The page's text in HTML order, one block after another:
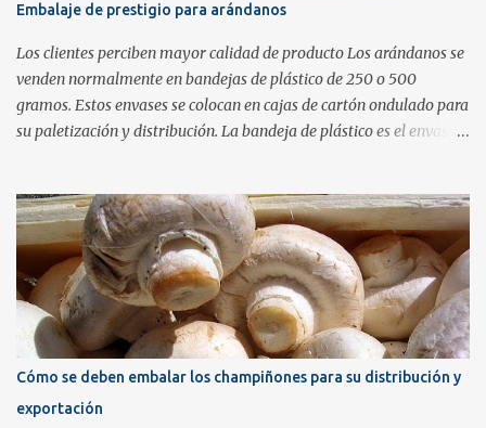
Embalaje de prestigio para arándanos
Los clientes perciben mayor calidad de producto Los arándanos se
venden normalmente en bandejas de plástico de 250 o 500
gramos. Estos envases se colocan en cajas de cartón ondulado para
su paletización y distribución. La bandeja de plástico es el envase
añaden etiquetas que contienen la información de trazabilidad.
Este tipo de embalaje es el más habitual pero no transmite la
calidad del producto que lleva dentro. Una buena alternativa
consiste en utilizar una barqueta transparente con tapa de bisagra
como envase y añadir una banda impresa a modo de etiqueta y
cierre de seguridad. Estos envases de plástico PET rígido tiene un
coste alrededor de los 15 céntimos de euro mientras que el coste de
aplicar una banda impresa es de solamente 5 céntimos de euro, en
cifras calculadas a modo orientativo. No difiere mucho en coste de
Cómo se deben embalar los champiñones para su distribución y
exportación